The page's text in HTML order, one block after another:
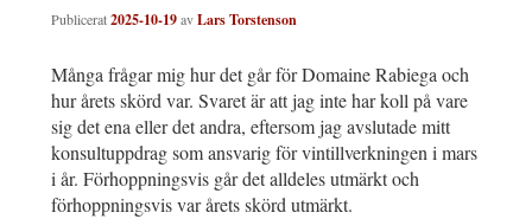
Publicerat2025-10-19avLars Torstenson
Många frågar mig hur det går för Domaine Rabiega och
hur årets skörd var. Svaret är att jag inte har koll på vare
sig det ena eller det andra, eftersom jag avslutade mitt
konsultuppdrag som ansvarig för vintillverkningen i mars
i år. Förhoppningsvis går det alldeles utmärkt och
förhoppningsvis var årets skörd utmärkt.